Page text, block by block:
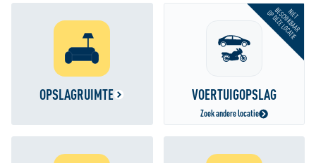
OPSLAGRUIMTE
NIET
BESCHIKBAAR
OP DEZE LOCATIE
VOERTUIGOPSLAG
Zoek andere locatie